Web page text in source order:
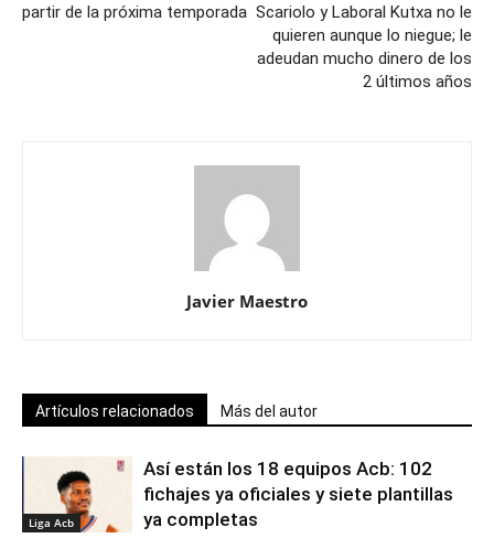
partir de la próxima temporada Scariolo y Laboral Kutxa no le
quieren aunque lo niegue; le
adeudan mucho dinero de los
2 últimos años
Javier Maestro
Artículos relacionados Más del autor
Liga Acb
Así están los 18 equipos Acb: 102
fichajes ya oficiales y siete plantillas
ya completas